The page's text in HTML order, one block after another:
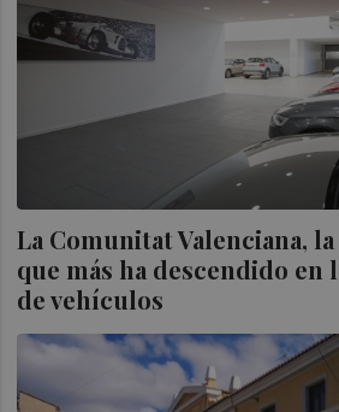
La Comunitat Valenciana,
que más ha descendido
de vehículos